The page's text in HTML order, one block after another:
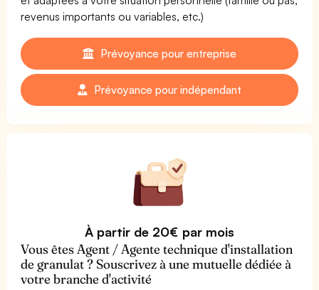
revenus importants ou variables, etc.)
Prévoyance pour entreprise
Prévoyance pour indépendant
À partir de 20€ par mois
Vous êtes Agent / Agente technique d'installation
de granulat ? Souscrivez à une mutuelle dédiée à
votre branche d'activité